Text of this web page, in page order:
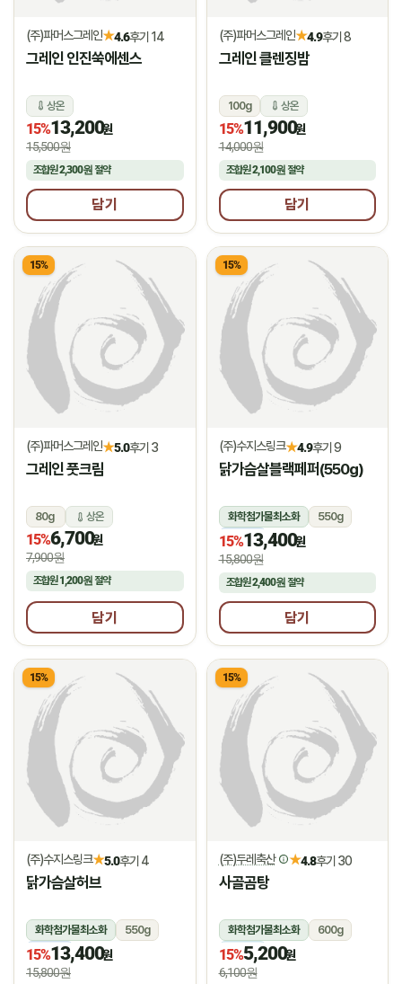
(주)파머스그레인★4.6후기 14
그레인 인진쑥에센스
상온
15%13,200원
15,500원
조합원2,300원 절약
담기
(주)파머스그레인★4.9후기 8
그레인 클렌징밤
100g 상온
15%11,900원
14,000원
조합원2,100원절약
담기
15%
(주)파머스그레인★5.0후기 3
그레인 풋크림
80g 상온
15%6,700원
7,900원
조합원1,200원 절약
담기
15%
(주)수지스링크★4.9후기 9
닭가슴살블랙페퍼(550g)
화학첨가물최소화
550g
냉동
15%13,400원
15,800원
조합원2,400원절약
담기
15%
(주)수지스링크★5.0후기 4
닭가슴살허브
화학첨가물최소화
550g
냉동
15%13,400원
15,800원
15%
(주)두레축산 ★4.8후기 30
사골곰탕
화학첨가물최소화
600g
냉장
15%5,200원
6,100원